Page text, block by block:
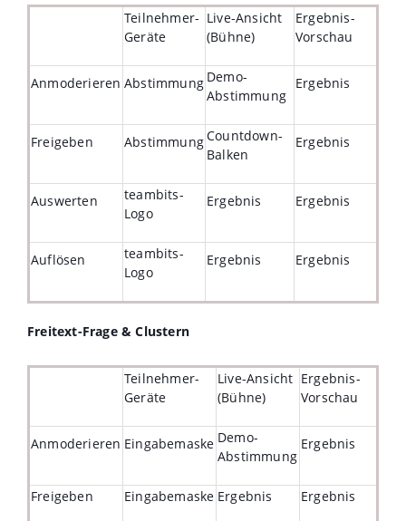
Teilnehmer-
Geräte
Live-Ansicht
(Bühne)
Ergebnis-
Vorschau
Anmoderieren Abstimmung Demo-
Abstimmung
Ergebnis
Freigeben AbstimmungCountdown-
Balken
Ergebnis
Auswerten
teambits-
Logo
Ergebnis Ergebnis
Auflösen
teambits-
Logo
Ergebnis Ergebnis
Freitext-Frage & Clustern
Teilnehmer-
Geräte
Live-Ansicht
(Bühne)
Ergebnis-
Vorschau
Anmoderieren Eingabemaske Demo-
Abstimmung
Ergebnis
Freigeben Eingabemaske Ergebnis Ergebnis